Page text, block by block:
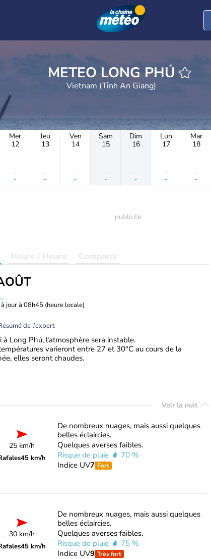
METEO LONG PHÚ
Vietnam (Tỉnh An Giang)
Mer
12
-
-
Jeu
13
-
-
Ven
14
-
-
Sam
15
-
-
Dim
16
-
-
Lun
17
-
-
Mar
18
-
-
Heure / Heure Comparer
jour à 08h45 (heure locale)
de l’expert
à Long Phú, l'atmosphère sera instable.
varieront entre 27 et 30°C au cours de la
elles seront chaudes.
Voir la nuit
25 km/h
45 km/h
De nombreux nuages, mais aussi quelques
belles éclaircies.
Quelques averses faibles.
Risque de pluie
70 %
Indice UV7 Fort
30 km/h
45 km/h
De nombreux nuages, mais aussi quelques
belles éclaircies.
Quelques averses faibles.
Risque de pluie
75 %
Indice UV9 Très fort